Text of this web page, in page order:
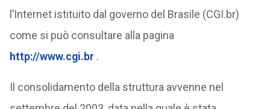
l’Internet istituito dal governo del Brasile (CGI.br)
come si può consultare alla pagina
http://www.cgi.br .
Il consolidamento della struttura avvenne nel